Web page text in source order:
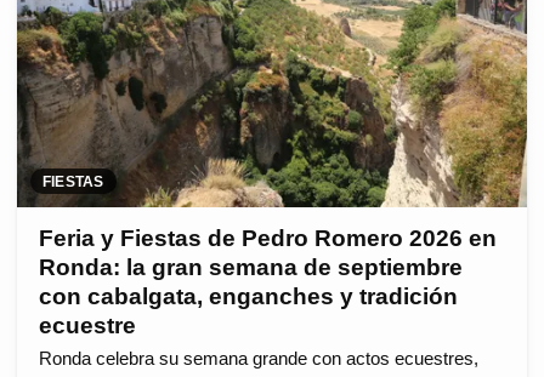
FIESTAS
Feria y Fiestas de Pedro Romero 2026 en
Ronda: la gran semana de septiembre
con cabalgata, enganches y tradición
ecuestre
Ronda celebra su semana grande con actos ecuestres,